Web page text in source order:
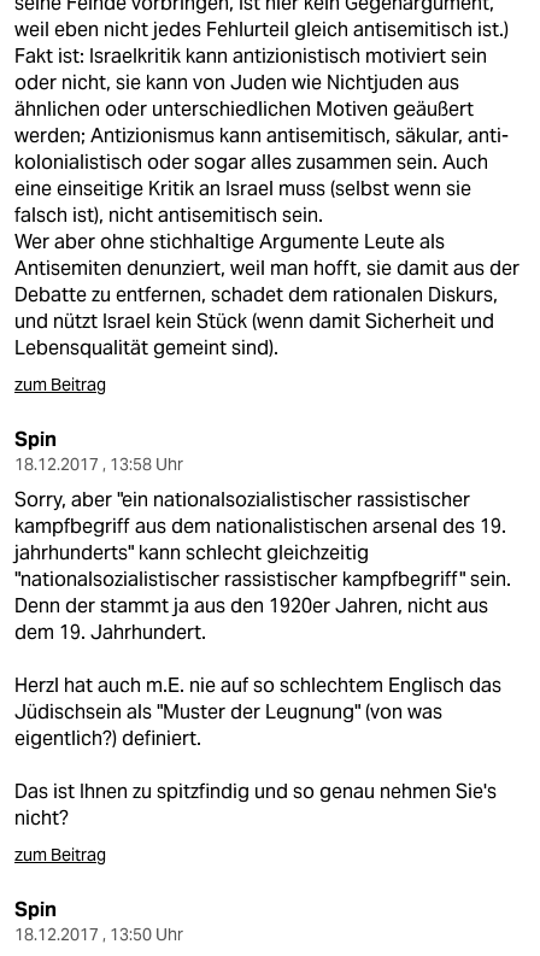
weil eben nicht jedes Fehlurteil gleich antisemitisch ist.)
Fakt ist: Israelkritik kann antizionistisch motiviert sein
oder nicht, sie kann von Juden wie Nichtjuden aus
ähnlichen oder unterschiedlichen Motiven geäußert
werden; Antizionismus kann antisemitisch, säkular, anti-
kolonialistisch oder sogar alles zusammen sein. Auch
eine einseitige Kritik an Israel muss (selbst wenn sie
falsch ist), nicht antisemitisch sein.
Wer aber ohne stichhaltige Argumente Leute als
Antisemiten denunziert, weil man hofft, sie damit aus der
Debatte zu entfernen, schadet dem rationalen Diskurs,
und nützt Israel kein Stück (wenn damit Sicherheit und
Lebensqualität gemeint sind).
zum Beitrag
Spin
18.12.2017 , 13:58 Uhr
Sorry, aber "ein nationalsozialistischer rassistischer
kampfbegriff aus dem nationalistischen arsenal des 19.
jahrhunderts" kann schlecht gleichzeitig
"nationalsozialistischer rassistischer kampfbegriff" sein.
Denn der stammt ja aus den 1920er Jahren, nicht aus
dem 19. Jahrhundert.
Herzl hat auch m.E. nie auf so schlechtem Englisch das
Jüdischsein als "Muster der Leugnung" (von was
eigentlich?) definiert.
Das ist Ihnen zu spitzfindig und so genau nehmen Sie's
nicht?
zum Beitrag
Spin
18.12.2017 , 13:50 Uhr